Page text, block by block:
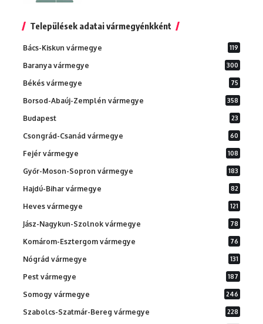
Települések adatai vármegyénkként
Bács-Kiskun vármegye 119
Baranya vármegye 300
Békés vármegye 75
Borsod-Abaúj-Zemplén vármegye 358
Budapest 23
Csongrád-Csanád vármegye 60
Fejér vármegye 108
Győr-Moson-Sopron vármegye 183
Hajdú-Bihar vármegye 82
Heves vármegye 121
Jász-Nagykun-Szolnok vármegye 78
Komárom-Esztergom vármegye 76
Nógrád vármegye 131
Pest vármegye 187
Somogy vármegye 246
Szabolcs-Szatmár-Bereg vármegye 228